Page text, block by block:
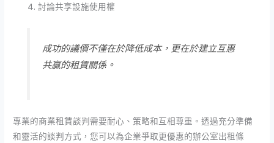
討論共享設施使用權
成功的議價不僅在於降低成本，更在於建立互惠
共贏的租賃關係。
專業的商業租賃談判需要耐心、策略和互相尊重。透過充分準備
和靈活的談判方式，您可以為企業爭取更優惠的辦公室出租條